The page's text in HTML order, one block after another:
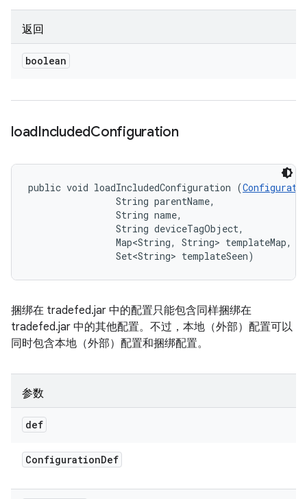
返回
boolean
loadIncludedConfiguration
public void loadIncludedConfiguration (
                String parentName,
                String name,
                String deviceTagObject,
                Map<String, String> templateMap,
                Set<String> templateSeen)
捆绑在 tradefed.jar 中的配置只能包含同样捆绑在
tradefed.jar 中的其他配置。不过，本地（外部）配置可以
同时包含本地（外部）配置和捆绑配置。
参数
def
ConfigurationDef